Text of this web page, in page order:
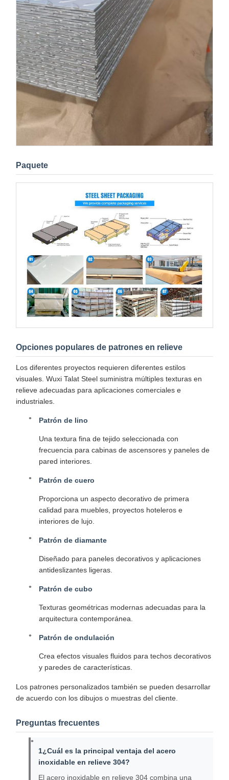
Paquete
Opciones populares de patrones en relieve
Los diferentes proyectos requieren diferentes estilos
visuales. Wuxi Talat Steel suministra múltiples texturas en
relieve adecuadas para aplicaciones comerciales e
industriales.
Patrón de lino
Una textura fina de tejido seleccionada con
frecuencia para cabinas de ascensores y paneles de
pared interiores.
Patrón de cuero
Proporciona un aspecto decorativo de primera
calidad para muebles, proyectos hoteleros e
interiores de lujo.
Patrón de diamante
Diseñado para paneles decorativos y aplicaciones
antideslizantes ligeras.
Patrón de cubo
Texturas geométricas modernas adecuadas para la
arquitectura contemporánea.
Patrón de ondulación
Crea efectos visuales fluidos para techos decorativos
y paredes de características.
Los patrones personalizados también se pueden desarrollar
de acuerdo con los dibujos o muestras del cliente.
Preguntas frecuentes
1¿Cuál es la principal ventaja del acero
inoxidable en relieve 304?
El acero inoxidable en relieve 304 combina una